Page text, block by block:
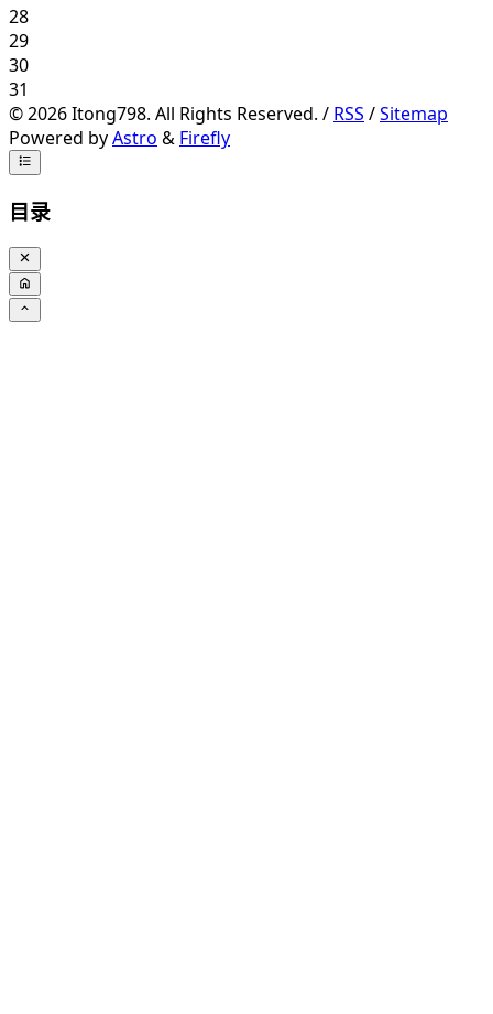
28
29
30
31
©2026Itong798. All Rights Reserved. / RSS /Sitemap
Powered byAstro & Firefly
目录